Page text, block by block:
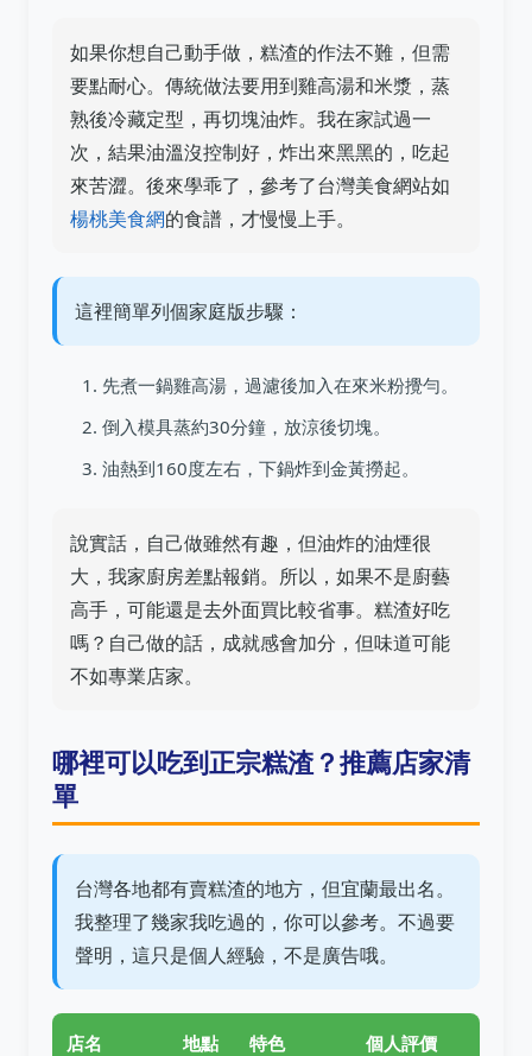
如果你想自己動手做，糕渣的作法不難，但需
要點耐心。傳統做法要用到雞高湯和米漿，蒸
熟後冷藏定型，再切塊油炸。我在家試過一
次，結果油溫沒控制好，炸出來黑黑的，吃起
來苦澀。後來學乖了，參考了台灣美食網站如
楊桃美食網的食譜，才慢慢上手。
這裡簡單列個家庭版步驟：
先煮一鍋雞高湯，過濾後加入在來米粉攪勻。
倒入模具蒸約30分鐘，放涼後切塊。
油熱到160度左右，下鍋炸到金黃撈起。
說實話，自己做雖然有趣，但油炸的油煙很
大，我家廚房差點報銷。所以，如果不是廚藝
高手，可能還是去外面買比較省事。糕渣好吃
嗎？自己做的話，成就感會加分，但味道可能
不如專業店家。
哪裡可以吃到正宗糕渣？推薦店家清
單
台灣各地都有賣糕渣的地方，但宜蘭最出名。
我整理了幾家我吃過的，你可以參考。不過要
聲明，這只是個人經驗，不是廣告哦。
店名 地點 特色 個人評價